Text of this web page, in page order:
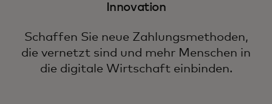
Innovation
Schaffen Sie neue Zahlungsmethoden,
die vernetzt sind und mehr Menschen in
die digitale Wirtschaft einbinden.